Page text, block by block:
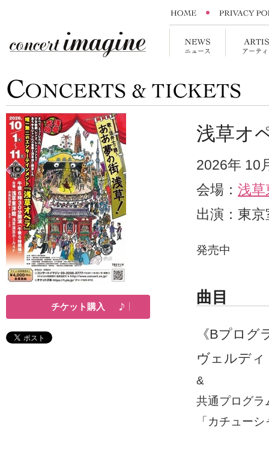
チケット購入
浅草オ
2026年 10
会場： 浅草
出演：東
発売中
曲目
《Bプロ
ヴェルディ
&
共通プログラ
「カチュー